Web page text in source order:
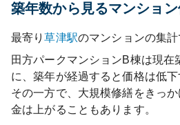
築年数から見るマンショ
最寄り草津駅のマンションの集計
田方パークマンションB棟は現在
に、築年が経過すると価格は低下
その一方で、大規模修繕をきっ
金は上がることもあります。